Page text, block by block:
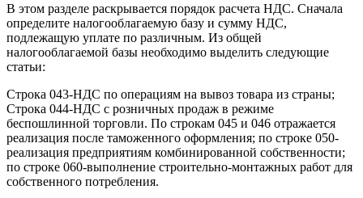
В этом разделе раскрывается порядок расчета НДС. Сначала
определите налогооблагаемую базу и сумму НДС,
подлежащую уплате по различным. Из общей
налогооблагаемой базы необходимо выделить следующие
статьи:
Строка 043-НДС по операциям на вывоз товара из страны;
Строка 044-НДС с розничных продаж в режиме
беспошлинной торговли. По строкам 045 и 046 отражается
реализация после таможенного оформления; по строке 050-
реализация предприятиям комбинированной собственности;
по строке 060-выполнение строительно-монтажных работ для
собственного потребления.